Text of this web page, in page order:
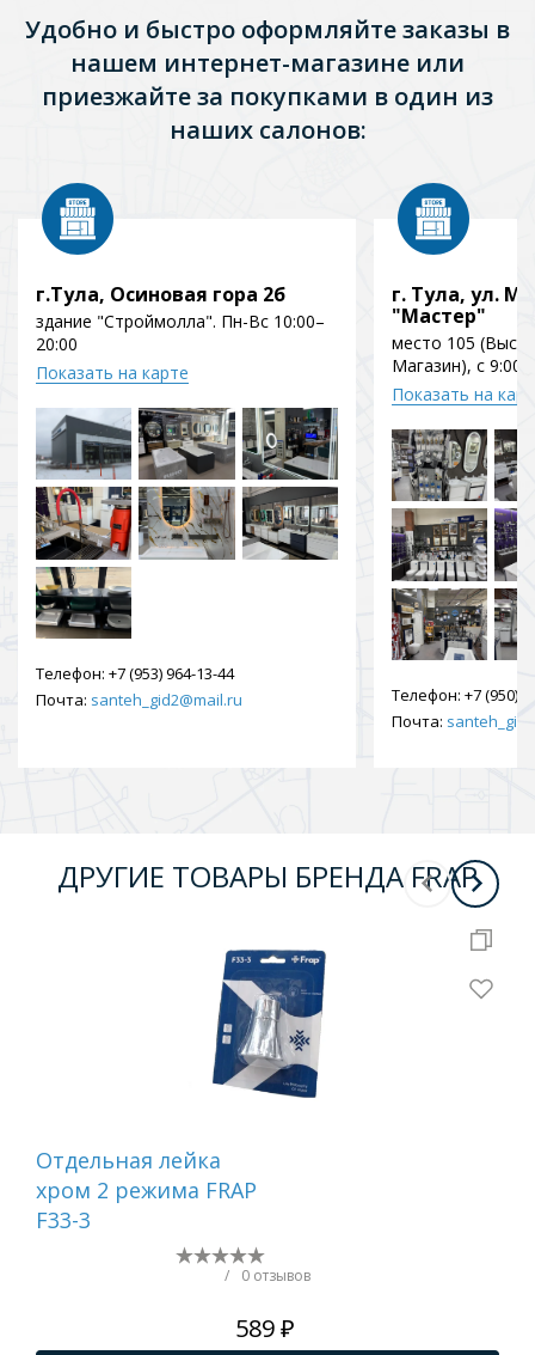
Удобно и быстро оформляйте заказы в
нашем интернет-магазине или
приезжайте за покупками в один из
наших салонов:
г.Тула, Осиновая гора 2б
здание "Строймолла". Пн-Вс 10:00–
20:00
Показать на карте
Телефон: +7 (953) 964-13-44
Почта: santeh_gid2@mail.ru
г. Тула, ул.
"Мастер"
место 105
Магазин), с 9:00
Показать на
Телефон: +7 (950)
Почта:
ДРУГИЕ ТОВАРЫ БРЕНДА FRAP
Отдельная лейка
хром 2 режима FRAP
F33-3
/ 0 отзывов
589 ₽